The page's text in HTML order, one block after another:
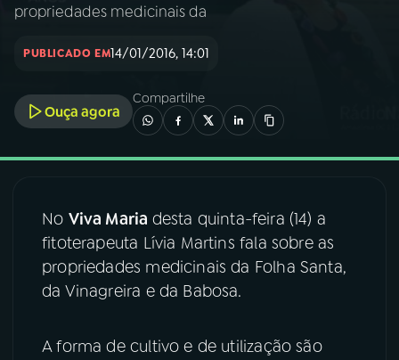
AO VIVO
04PROGRAMAS
propriedades medicinais da
PUBLICADO EM14/01/2016, 14:01
Ouça agora
Compartilhe
No Viva Maria desta quinta-feira (14) a
fitoterapeuta Lívia Martins fala sobre as
propriedades medicinais da Folha Santa,
da Vinagreira e da Babosa.
A forma de cultivo e de utilização são